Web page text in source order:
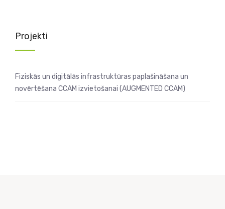
Projekti
Fiziskās un digitālās infrastruktūras paplašināšana un
novērtēšana CCAM izvietošanai (AUGMENTED CCAM)